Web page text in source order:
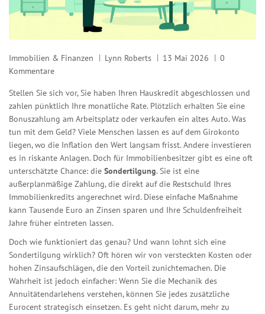
Immobilien & Finanzen Lynn Roberts 13 Mai 2026
0
Kommentare
Stellen Sie sich vor, Sie haben Ihren Hauskredit abgeschlossen und
zahlen pünktlich Ihre monatliche Rate. Plötzlich erhalten Sie eine
Bonuszahlung am Arbeitsplatz oder verkaufen ein altes Auto. Was
tun mit dem Geld? Viele Menschen lassen es auf dem Girokonto
liegen, wo die Inflation den Wert langsam frisst. Andere investieren
es in riskante Anlagen. Doch für Immobilienbesitzer gibt es eine oft
unterschätzte Chance: die Sondertilgung. Sie ist eine
außerplanmäßige Zahlung, die direkt auf die Restschuld Ihres
Immobilienkredits angerechnet wird. Diese einfache Maßnahme
kann Tausende Euro an Zinsen sparen und Ihre Schuldenfreiheit
Jahre früher eintreten lassen.
Doch wie funktioniert das genau? Und wann lohnt sich eine
Sondertilgung wirklich? Oft hören wir von versteckten Kosten oder
hohen Zinsaufschlägen, die den Vorteil zunichtemachen. Die
Wahrheit ist jedoch einfacher: Wenn Sie die Mechanik des
Annuitätendarlehens verstehen, können Sie jedes zusätzliche
Eurocent strategisch einsetzen. Es geht nicht darum, mehr zu